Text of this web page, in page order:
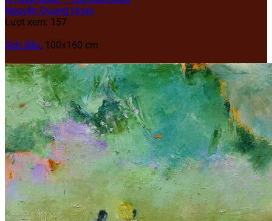
Nguyễn Quang Hoan
Lượt xem: 157
Sơn dầu, 100x160 cm